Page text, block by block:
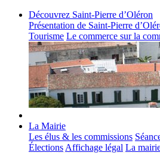
Découvrez Saint-Pierre d’Oléron
Présentation de Saint-Pierre
Tourisme Le commerce sur la
La Mairie
Les élus & les commissions
Élections Affichage légal La